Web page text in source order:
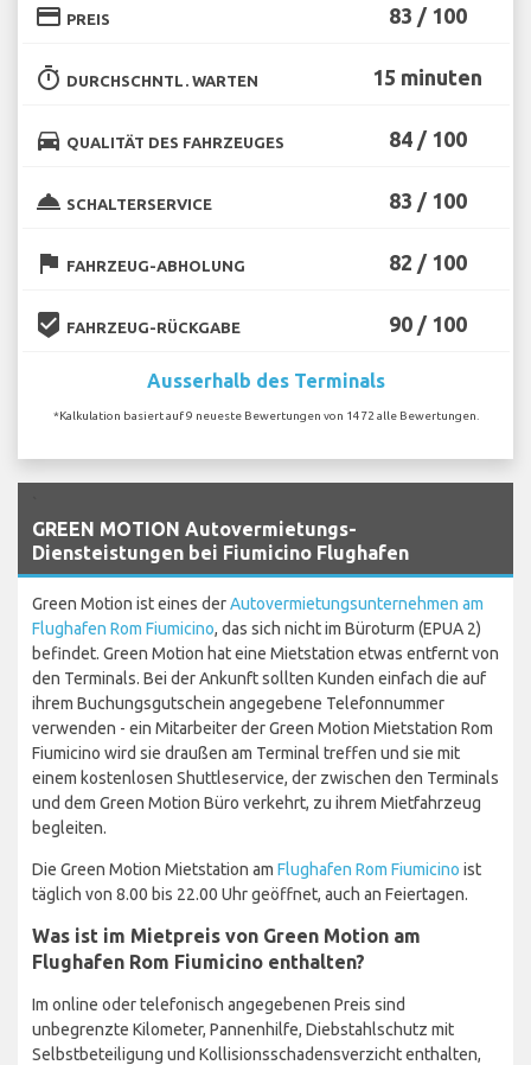
credit_card PREIS 83 / 100
timer DURCHSCHNTL. WARTEN 15 minuten
directions_car QUALITÄT DES FAHRZEUGES 84 / 100
room_service SCHALTERSERVICE 83 / 100
flag FAHRZEUG-ABHOLUNG 82 / 100
beenhere FAHRZEUG-RÜCKGABE 90 / 100
Ausserhalb des Terminals
*Kalkulation basiert auf 9 neueste Bewertungen von 1472 alle Bewertungen.
GREEN MOTION Autovermietungs-
Diensteistungen bei Fiumicino Flughafen
Green Motion ist eines derAutovermietungsunternehmen am
Flughafen Rom Fiumicino, das sich nicht im Büroturm (EPUA 2)
befindet. Green Motion hat eine Mietstation etwas entfernt von
den Terminals. Bei der Ankunft sollten Kunden einfach die auf
ihrem Buchungsgutschein angegebene Telefonnummer
verwenden - ein Mitarbeiter der Green Motion Mietstation Rom
Fiumicino wird sie draußen am Terminal treffen und sie mit
einem kostenlosen Shuttleservice, der zwischen den Terminals
und dem Green Motion Büro verkehrt, zu ihrem Mietfahrzeug
begleiten.
Die Green Motion Mietstation am Flughafen Rom Fiumicino ist
täglich von 8.00 bis 22.00 Uhr geöffnet, auch an Feiertagen.
Was ist im Mietpreis von Green Motion am
Flughafen Rom Fiumicino enthalten?
Im online oder telefonisch angegebenen Preis sind
unbegrenzte Kilometer, Pannenhilfe, Diebstahlschutz mit
Selbstbeteiligung und Kollisionsschadensverzicht enthalten,